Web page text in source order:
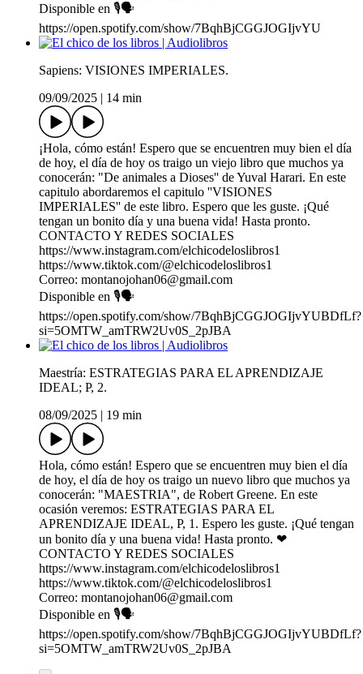
Disponible en 🎙️🗣️
https://open.spotify.com/show/7BqhBjCGGJOGIjvYU
Sapiens: VISIONES IMPERIALES.
09/09/2025
14 min
¡Hola, cómo están! Espero que se encuentren muy bien el día
de hoy, el día de hoy os traigo un viejo libro que muchos ya
conocerán: "De animales a Dioses'' de Yuval Harari. En este
capitulo abordaremos el capitulo ''VISIONES
IMPERIALES'' de este libro. Espero que les guste. ¡Qué
tengan un bonito día y una buena vida! Hasta pronto.
CONTACTO Y REDES SOCIALES
https://www.instagram.com/elchicodeloslibros1
https://www.tiktok.com/@elchicodeloslibros1
Correo: montanojohan06@gmail.com
Disponible en 🎙️🗣️
https://open.spotify.com/show/7BqhBjCGGJOGIjvYUBDfLf?
si=5OMTW_amTRW2Uv0S_2pJBA
Maestría: ESTRATEGIAS PARA EL APRENDIZAJE
IDEAL; P, 2.
08/09/2025
19 min
Hola, cómo están! Espero que se encuentren muy bien el día
de hoy, el día de hoy os traigo un nuevo libro que muchos ya
conocerán: "MAESTRIA", de Robert Greene. En este
ocasión veremos: ESTRATEGIAS PARA EL
APRENDIZAJE IDEAL, P, 1. Espero les guste. ¡Qué tengan
un bonito día y una buena vida! Hasta pronto. ❤
CONTACTO Y REDES SOCIALES
https://www.instagram.com/elchicodeloslibros1
https://www.tiktok.com/@elchicodeloslibros1
Correo: montanojohan06@gmail.com
Disponible en 🎙️🗣️
https://open.spotify.com/show/7BqhBjCGGJOGIjvYUBDfLf?
si=5OMTW_amTRW2Uv0S_2pJBA